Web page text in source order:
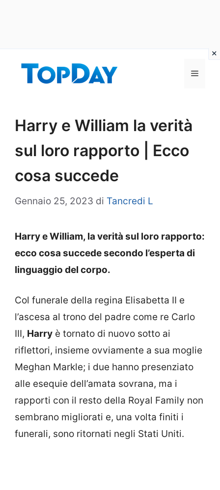
Menu
Harry e William la verità
sul loro rapporto | Ecco
cosa succede
Gennaio 25, 2023 di Tancredi L
Harry e William, la verità sul loro rapporto:
ecco cosa succede secondo l’esperta di
linguaggio del corpo.
Col funerale della regina Elisabetta II e
l’ascesa al trono del padre come re Carlo
III, Harry è tornato di nuovo sotto ai
riflettori, insieme ovviamente a sua moglie
Meghan Markle; i due hanno presenziato
alle esequie dell’amata sovrana, ma i
rapporti con il resto della Royal Family non
sembrano migliorati e, una volta finiti i
funerali, sono ritornati negli Stati Uniti.